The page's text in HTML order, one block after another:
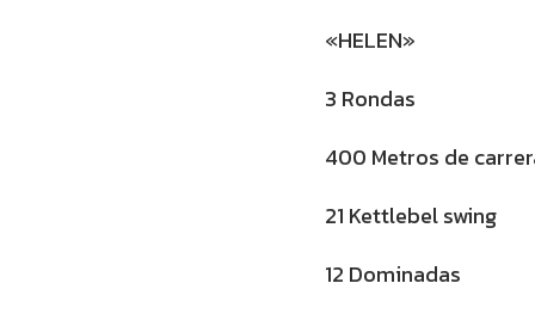
«HELEN»
3 Rondas
400 Metros de
21 Kettlebel swing
12 Dominadas